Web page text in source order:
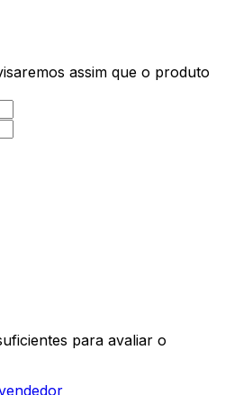
assim que o produto
para avaliar o